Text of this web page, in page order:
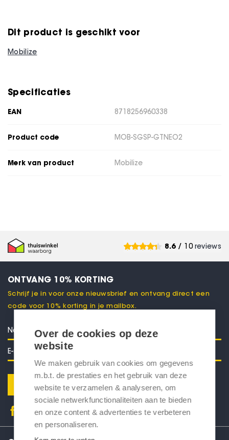
Dit product is geschikt voor
Mobilize
Specificaties
EAN 8718256960338
Product code MOB-SGSP-GTNEO2
Merk van product Mobilize
8.6/ 10 reviews
ONTVANG 10% KORTING
Schrijf je in voor onze nieuwsbrief en ontvang direct een
code voor 10% korting in je mailbox.
Verstuur
Over de cookies op deze
website
We maken gebruik van cookies om gegevens
m.b.t. de prestaties en het gebruik van deze
website te verzamelen & analyseren, om
sociale netwerkfunctionaliteiten aan te bieden
en onze content & advertenties te verbeteren
en personaliseren.